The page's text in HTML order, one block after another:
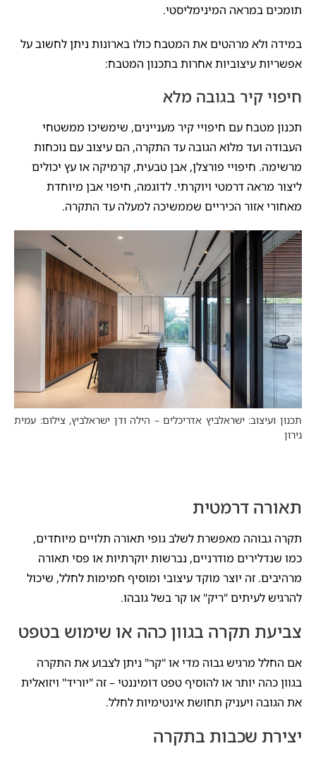
תומכים במראה המינימליסטי.
במידה ולא מרהטים את המטבח כולו בארונות ניתן לחשוב על
אפשריות עיצוביות אחרות בתכנון המטבח:
חיפוי קיר בגובה מלא
תכנון מטבח עם חיפויי קיר מעניינים, שימשיכו ממשטחי
העבודה ועד מלוא הגובה עד התקרה, הם עיצוב עם נוכחות
מרשימה. חיפויי פורצלן, אבן טבעית, קרמיקה או עץ יכולים
ליצור מראה דרמטי ויוקרתי. לדוגמה, חיפוי אבן מיוחדת
מאחורי אזור הכיריים שממשיכה למעלה עד התקרה.
תכנון ועיצוב: ישראלביץ אדריכלים – הילה ודן ישראלביץ, צילום: עמית
גירון
תאורה דרמטית
תקרה גבוהה מאפשרת לשלב גופי תאורה תלויים מיוחדים,
כמו שנדלירים מודרניים, נברשות יוקרתיות או פסי תאורה
מרהיבים. זה יוצר מוקד עיצובי ומוסיף חמימות לחלל, שיכול
להרגיש לעיתים "ריק" או קר בשל גובהו.
צביעת תקרה בגוון כהה או שימוש בטפט
אם החלל מרגיש גבוה מדי או "קר" ניתן לצבוע את התקרה
בגוון כהה יותר או להוסיף טפט דומיננטי – זה "יוריד" ויזואלית
את הגובה ויעניק תחושת אינטימיות לחלל.
יצירת שכבות בתקרה